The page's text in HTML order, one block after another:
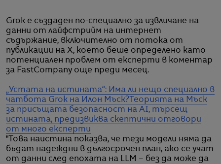
Grok е създаден по-специално за извличане на
данни от лайфстрийм на интернет
съдържание, включително от потока от
публикации на X, което беше определено като
потенциален проблем от експерти в коментар
за FastCompany още преди месец.
„Устата на истината“: Има ли нещо специално в
чатбота Grok на Илон Мъск? Теорията на Мъск
за присъщата безопасност на AI, търсещ
истината, предизвиква скептични отговори
от много експерти
"Това наистина показва, че тези модели няма да
бъдат надеждни в дългосрочен план, ако се учат
от данни след епохата на LLM – без да може да